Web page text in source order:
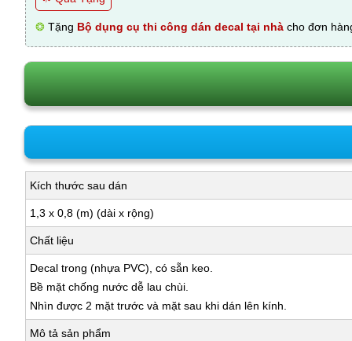
❂ Tặng Bộ dụng cụ thi công dán decal tại nhà cho đơn
Kích thước sau dán
1,3 x 0,8 (m) (dài x rộng)
Chất liệu
Decal trong (nhựa PVC), có sẵn keo.
Bề mặt chống nước dễ lau chùi.
Nhìn được 2 mặt trước và mặt sau khi dán lên kính.
Mô tả sản phẩm